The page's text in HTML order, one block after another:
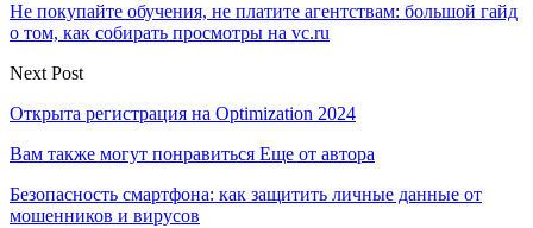
Не покупайте обучения, не платите агентствам: большой гайд
о том, как собирать просмотры на vc.ru
Next Post
Открыта регистрация на Optimization 2024
Вам также могут понравиться Еще от автора
Безопасность смартфона: как защитить личные данные от
мошенников и вирусов